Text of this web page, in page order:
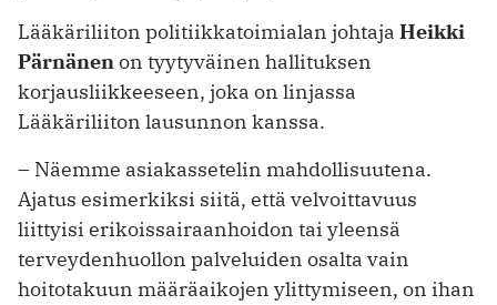
Lääkäriliiton politiikkatoimialan johtaja Heikki
Pärnänenon tyytyväinen hallituksen
korjausliikkeeseen, joka on linjassa
Lääkäriliiton lausunnon kanssa.
– Näemme asiakassetelin mahdollisuutena.
Ajatus esimerkiksi siitä, että velvoittavuus
liittyisi erikoissairaanhoidon tai yleensä
terveydenhuollon pal­veluiden osalta vain
hoitotakuun määräaikojen ylittymiseen, on ihan